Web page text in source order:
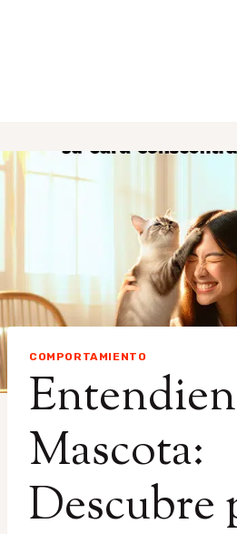
COMPORTAMIENTO
Mascota:
Descubre